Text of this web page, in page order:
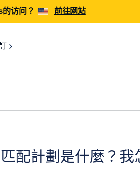
访问？ 前往网站
配計劃是什麼？我